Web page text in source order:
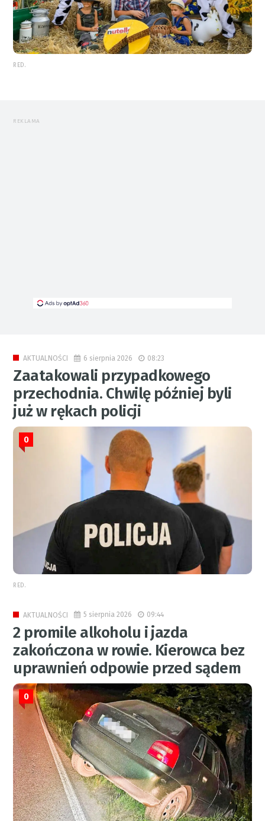
RED.
REKLAMA
AKTUALNOŚCI 6 sierpnia 2026 08:23
Zaatakowali przypadkowego
przechodnia. Chwilę później byli
już w rękach policji
0
RED.
AKTUALNOŚCI 5 sierpnia 2026 09:44
2 promile alkoholu i jazda
zakończona w rowie. Kierowca bez
uprawnień odpowie przed sądem
0